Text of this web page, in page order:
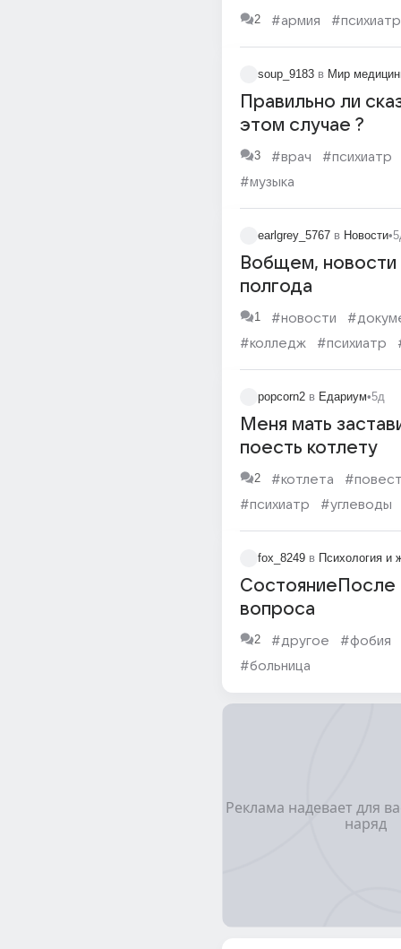
2 #армия #психиатр
soup_9183 в Мир
Правильно ли
этом случае ?
3 #врач
#психиатр
#музыка
earlgrey_5767 в Новости•
Вобщем, новости
полгода
1 #новости
#колледж
#психиатр
#отношения
#друг
popcorn2 в Едариум•5д
Меня мать
поесть котлету
2 #котлета
#психиатр
#углеводы
fox_8249 в Психология и
вопроса
2 #другое
#фобия
#больница